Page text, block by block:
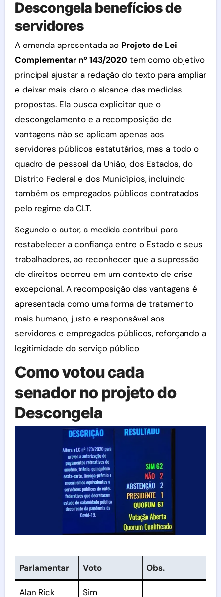
Descongela benefícios de
servidores
A emenda apresentada ao Projeto de Lei
Complementar nº 143/2020tem como objetivo
principal ajustar a redação do texto para ampliar
e deixar mais claro o alcance das medidas
propostas. Ela busca explicitar que o
descongelamento e a recomposição de
vantagens não se aplicam apenas aos
servidores públicos estatutários, mas a todo o
quadro de pessoal da União, dos Estados, do
Distrito Federal e dos Municípios, incluindo
também os empregados públicos contratados
pelo regime da CLT.
Segundo o autor, a medida contribui para
restabelecer a confiança entre o Estado e seus
trabalhadores, ao reconhecer que a supressão
de direitos ocorreu em um contexto de crise
excepcional. A recomposição das vantagens é
apresentada como uma forma de tratamento
mais humano, justo e responsável aos
servidores e empregados públicos, reforçando a
legitimidade do serviço público
Como votou cada
senador no projeto do
Descongela
Parlamentar Voto Obs.
Alan Rick Sim